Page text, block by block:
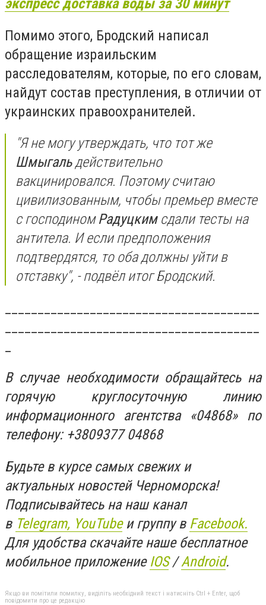
экспресс доставка воды за 30 минут
Помимо этого, Бродский написал
обращение израильским
расследователям, которые, по его словам,
найдут состав преступления, в отличии от
украинских правоохранителей.
"Я не могу утверждать, что тот же
Шмыгальдействительно
вакцинировался. Поэтому считаю
цивилизованным, чтобы премьер вместе
с господиномРадуцкимсдали тесты на
антитела. И если предположения
подтвердятся, то оба должны уйти в
отставку", - подвёл итог Бродский.
В случае необходимости обращайтесь на
горячую круглосуточную линию
информационного агентства «04868» по
телефону: +3809377 04868
Будьте в курсе самых свежих и
актуальных новостей Черноморска!
Подписывайтесь на наш канал
в Telegram, YouTubeи группу в Facebook.
Для удобства скачайте наше бесплатное
мобильное приложение IOS/Android.
Якщо ви помітили помилку, виділіть необхідний текст і натисніть Ctrl + Enter, щоб
повідомити про це редакцію